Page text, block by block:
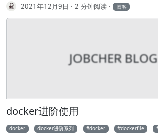
2021年12月9日 2 分钟阅读 博客
JOBCHER BLOG
docker进阶使用
docker docker进阶系列 docker dockerfile